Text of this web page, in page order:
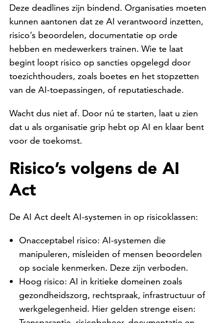
Deze deadlines zijn bindend. Organisaties moeten
kunnen aantonen dat ze AI verantwoord inzetten,
risico’s beoordelen, documentatie op orde
hebben en medewerkers trainen. Wie te laat
begint loopt risico op sancties opgelegd door
toezichthouders, zoals boetes en het stopzetten
van de AI-toepassingen, of reputatieschade.
Wacht dus niet af. Door nú te starten, laat u zien
dat u als organisatie grip hebt op AI en klaar bent
voor de toekomst.
Risico’s volgens de AI
Act
De AI Act deelt AI-systemen in op risicoklassen:
Onacceptabel risico: AI-systemen die
manipuleren, misleiden of mensen beoordelen
op sociale kenmerken. Deze zijn verboden.
Hoog risico: AI in kritieke domeinen zoals
gezondheidszorg, rechtspraak, infrastructuur of
werkgelegenheid. Hier gelden strenge eisen: